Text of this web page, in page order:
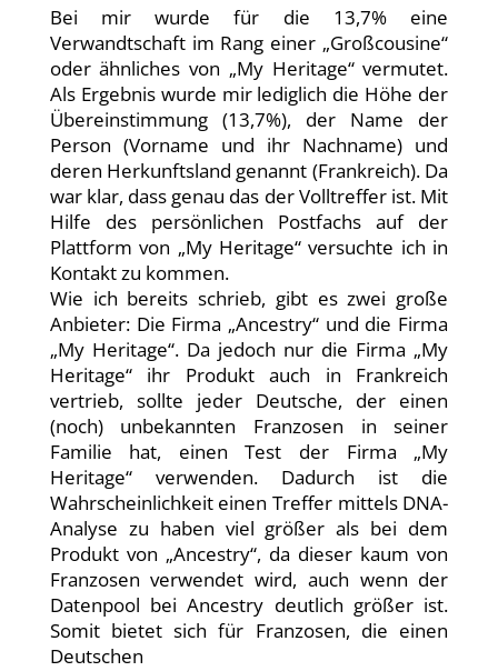
Bei mir wurde für die 13,7% eine
Verwandtschaft im Rang einer „Großcousine“
oder ähnliches von „My Heritage“ vermutet.
Als Ergebnis wurde mir lediglich die Höhe der
Übereinstimmung (13,7%), der Name der
Person (Vorname und ihr Nachname) und
deren Herkunftsland genannt (Frankreich). Da
war klar, dass genau das der Volltreffer ist. Mit
Hilfe des persönlichen Postfachs auf der
Plattform von „My Heritage“ versuchte ich in
Kontakt zu kommen.
Wie ich bereits schrieb, gibt es zwei große
Anbieter: Die Firma „Ancestry“ und die Firma
„My Heritage“. Da jedoch nur die Firma „My
Heritage“ ihr Produkt auch in Frankreich
vertrieb, sollte jeder Deutsche, der einen
(noch) unbekannten Franzosen in seiner
Familie hat, einen Test der Firma „My
Heritage“ verwenden. Dadurch ist die
Wahrscheinlichkeit einen Treffer mittels DNA-
Analyse zu haben viel größer als bei dem
Produkt von „Ancestry“, da dieser kaum von
Franzosen verwendet wird, auch wenn der
Datenpool bei Ancestry deutlich größer ist.
Somit bietet sich für Franzosen, die einen
Deutschen